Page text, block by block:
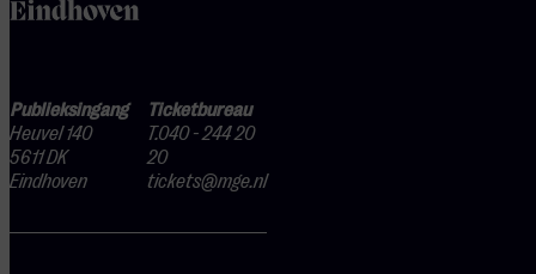
Publieksingang
Heuvel 140
5611 DK
Eindhoven
Ticketbureau
T.040 - 244 20
20
tickets@mge.nl